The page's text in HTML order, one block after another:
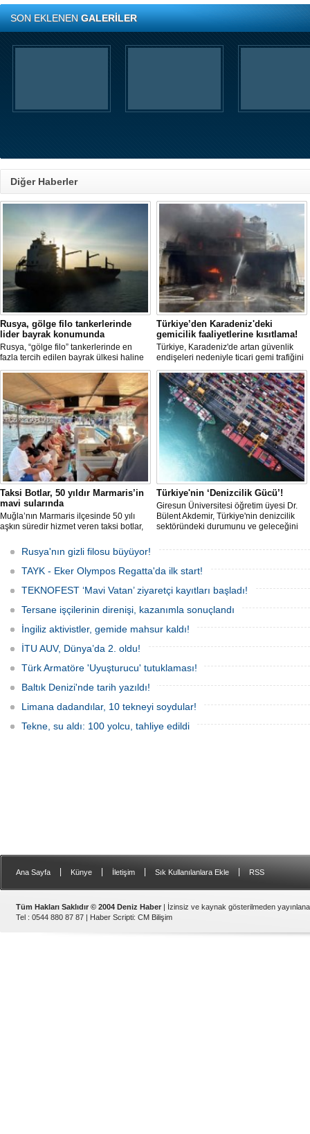
SON EKLENENGALERİLER
Diğer Haberler
Rusya, gölge filo tankerlerinde
lider bayrak konumunda
Rusya, “gölge filo” tankerlerinde en
fazla tercih edilen bayrak ülkesi haline
geldi. Yaptırım baskısının artmasıyla
birlikte çok sayıda tanker Rus bayrağına
geçerken, bu durum küresel denizcilik
yaptırımlarının uygulanması açısından
yeni bir tablo ortaya koyuyor.
Türkiye’den Karadeniz'deki
gemicilik faaliyetlerine kısıtlama!
Türkiye, Karadeniz'de artan güvenlik
endişeleri nedeniyle ticari gemi trafiğini
kısıtlamaya başladı. Bu durum,
bölgedeki gıda güvenliğini tehdit ediyor.
Taksi Botlar, 50 yıldır Marmaris’in
mavi sularında
Muğla’nın Marmaris ilçesinde 50 yılı
aşkın süredir hizmet veren taksi botlar,
amacıyla kullanılmaya devam ediyor.
Türkiye'nin ‘Denizcilik Gücü’!
Giresun Üniversitesi öğretim üyesi Dr.
Bülent Akdemir, Türkiye'nin denizcilik
sektöründeki durumunu ve geleceğini
Rusya'nın gizli filosu büyüyor!
TAYK - Eker Olympos Regatta'da ilk start!
TEKNOFEST ‘Mavi Vatan’ ziyaretçi kayıtları başladı!
Tersane işçilerinin direnişi, kazanımla sonuçlandı
İngiliz aktivistler, gemide mahsur kaldı!
İTU AUV, Dünya’da 2. oldu!
Türk Armatöre 'Uyuşturucu' tutuklaması!
Baltık Denizi'nde tarih yazıldı!
Limana dadandılar, 10 tekneyi soydular!
Tekne, su aldı: 100 yolcu, tahliye edildi
Ana Sayfa Künye İletişim Sık Kullanılanlara Ekle RSS
Tüm Hakları Saklıdır © 2004 Deniz Haber | İzinsiz ve kaynak gösterilmeden
Tel : 0544 880 87 87 | Haber Scripti: CM Bilişim